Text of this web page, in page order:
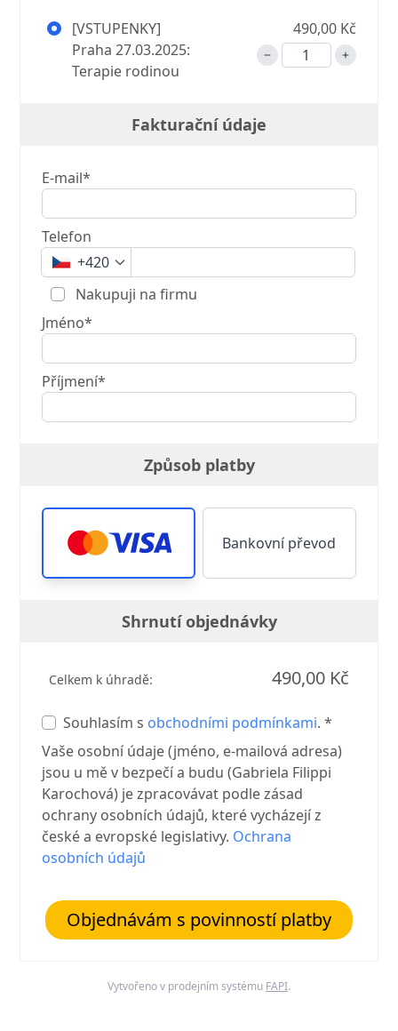
[VSTUPENKY]
Praha 27.03.2025:
Terapie rodinou
490,00 Kč
Fakturační údaje
E-mail*
Telefon
+420
Nakupuji na firmu
Jméno*
Příjmení*
Způsob platby
Bankovní převod
Shrnutí objednávky
Celkem k úhradě: 490,00 Kč
Souhlasím s obchodními podmínkami. *
Vaše osobní údaje (jméno, e-mailová adresa)
jsou u mě v bezpečí a budu (Gabriela Filippi
Karochová) je zpracovávat podle zásad
ochrany osobních údajů, které vycházejí z
české a evropské legislativy. Ochrana
osobních údajů
Objednávám s povinností platby
Vytvořeno v prodejním systému FAPI.